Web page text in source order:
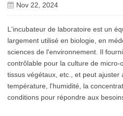
Nov 22, 2024
L'incubateur de laboratoire est un
largement utilisé en biologie, en
sciences de l'environnement. Il
contrôlable pour la culture de micro-
tissus végétaux, etc., et peut ajuster
température, l'humidité, la
conditions pour répondre aux